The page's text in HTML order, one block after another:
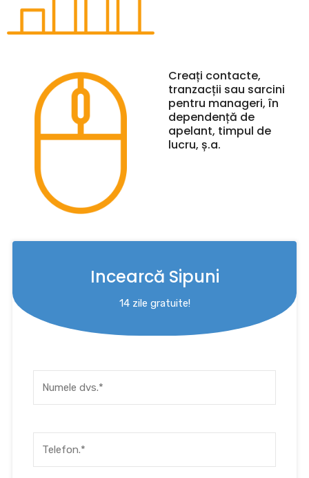
Creați contacte,
tranzacții sau sarcini
pentru manageri, în
dependență de
apelant, timpul de
lucru, ș.a.
Incearcă Sipuni
14 zile gratuite!